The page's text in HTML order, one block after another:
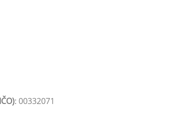
: 00332071